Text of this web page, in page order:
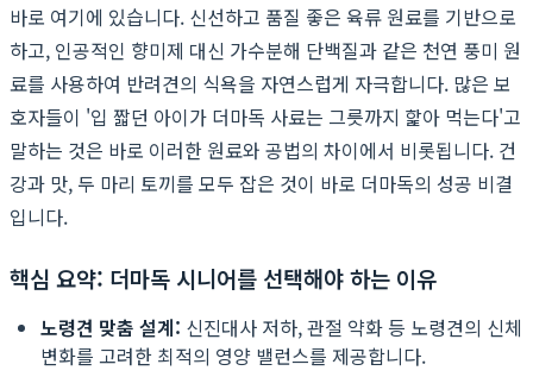
바로 여기에 있습니다. 신선하고 품질 좋은 육류 원료를 기반으로
하고, 인공적인 향미제 대신 가수분해 단백질과 같은 천연 풍미 원
료를 사용하여 반려견의 식욕을 자연스럽게 자극합니다. 많은 보
호자들이 '입 짧던 아이가 더마독 사료는 그릇까지 핥아 먹는다'고
말하는 것은 바로 이러한 원료와 공법의 차이에서 비롯됩니다. 건
강과 맛, 두 마리 토끼를 모두 잡은 것이 바로 더마독의 성공 비결
입니다.
핵심 요약: 더마독 시니어를 선택해야 하는 이유
노령견 맞춤 설계: 신진대사 저하, 관절 약화 등 노령견의 신체
변화를 고려한 최적의 영양 밸런스를 제공합니다.